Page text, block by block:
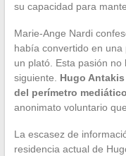
su capacidad para
Marie-Ange Nardi
había convertido en
un plató. Esta pasión
siguiente. Hugo
del perímetro
anonimato voluntario
La escasez de
residencia actual de